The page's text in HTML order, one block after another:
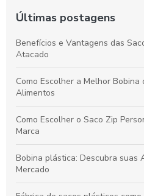
Últimas postagens
Benefícios e Vantagens das
Atacado
Como Escolher a Melhor
Alimentos
Como Escolher o Saco Zip
Marca
Bobina plástica: Descubra suas
Mercado